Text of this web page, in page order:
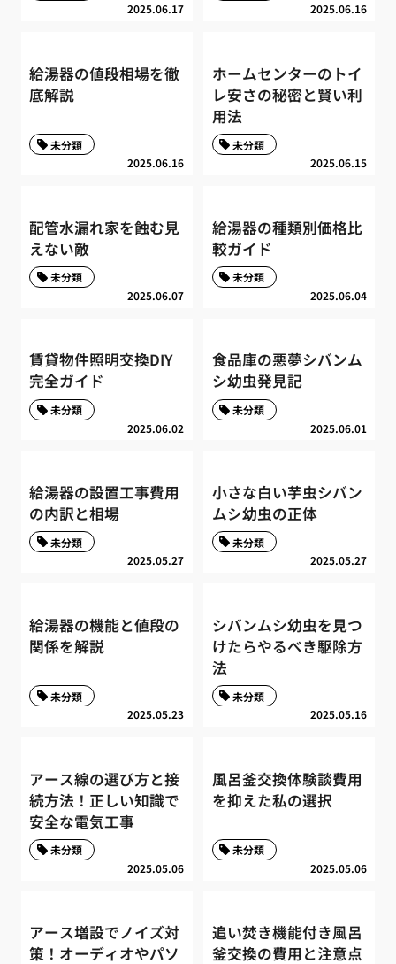
2025.06.17 2025.06.16
給湯器の値段相場を徹
底解説
2025.06.16
未分類
ホームセンターのトイ
レ安さの秘密と賢い利
用法
2025.06.15
未分類
配管水漏れ家を蝕む見
えない敵
2025.06.07
未分類
給湯器の種類別価格比
較ガイド
2025.06.04
未分類
賃貸物件照明交換DIY
完全ガイド
2025.06.02
未分類
食品庫の悪夢シバンム
シ幼虫発見記
2025.06.01
未分類
給湯器の設置工事費用
の内訳と相場
2025.05.27
未分類
小さな白い芋虫シバン
ムシ幼虫の正体
2025.05.27
未分類
給湯器の機能と値段の
関係を解説
2025.05.23
未分類
シバンムシ幼虫を見つ
けたらやるべき駆除方
法
2025.05.16
未分類
アース線の選び方と接
続方法！正しい知識で
安全な電気工事
2025.05.06
未分類
風呂釜交換体験談費用
を抑えた私の選択
2025.05.06
未分類
アース増設でノイズ対
策！オーディオやパソ
追い焚き機能付き風呂
釜交換の費用と注意点